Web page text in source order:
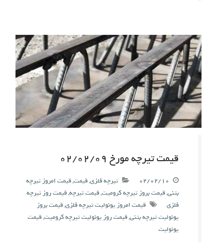
قیمت تیرچه مورخ ۰۲/۰۲/۰۹
۰۲/۰۲/۱۰ تیرچه فلزی,قیمت,قیمت امروز تیرچه
بتنی,قیمت بروز تیرچه کرومیت,قیمت تیرچه,قیمت روز تیرچه
فلزی
قیمت امروز یونولیت تیرچه فلزی,قیمت بروز
یونولیت تیرچه بتنی,قیمت روز یونولیت تیرچه کرومیت,قیمت
یونولیت